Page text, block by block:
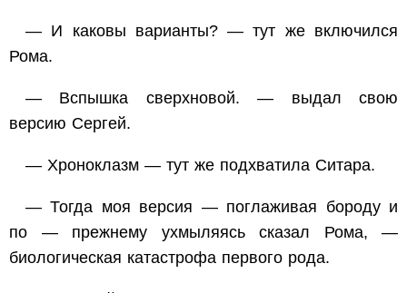
— И каковы варианты? — тут же включился
Рома.
— Вспышка сверхновой. — выдал свою
версию Сергей.
— Хроноклазм — тут же подхватила Ситара.
— Тогда моя версия — поглаживая бороду и
по — прежнему ухмыляясь сказал Рома, —
биологическая катастрофа первого рода.